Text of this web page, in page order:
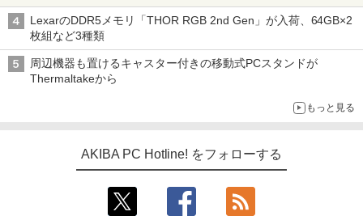
LexarのDDR5メモリ「THOR RGB 2nd Gen」が入荷、64GB×2
枚組など3種類
周辺機器も置けるキャスター付きの移動式PCスタンドが
Thermaltakeから
もっと見る
AKIBA PC Hotline! をフォローする